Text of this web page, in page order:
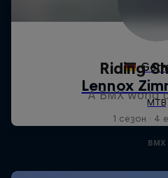
Riding
A BMX world
1 сезон · 4
BMX